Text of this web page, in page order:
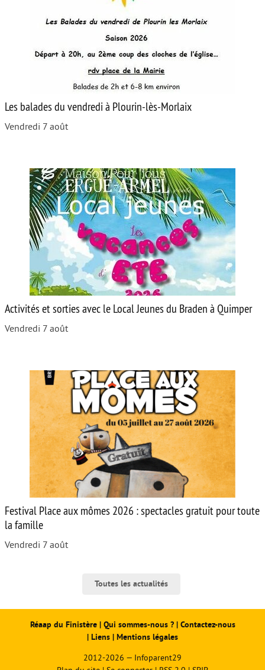
Les balades du vendredi à Plourin-lès-Morlaix
Vendredi 7 août
Activités et sorties avec le Local Jeunes du Braden à Quimper
Vendredi 7 août
Festival Place aux mômes 2026 : spectacles gratuit pour toute
la famille
Vendredi 7 août
Toutes les actualités
Réaap du Finistère| Qui sommes-nous ? | Contactez-nous
| Liens | Mentions légales
2012-2026 — Infoparent29